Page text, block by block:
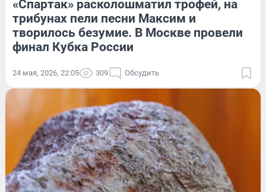
«Спартак» расколошматил трофей, на
трибунах пели песни Максим и
творилось безумие. В Москве провели
финал Кубка России
24 мая, 2026, 22:05 309 Обсудить